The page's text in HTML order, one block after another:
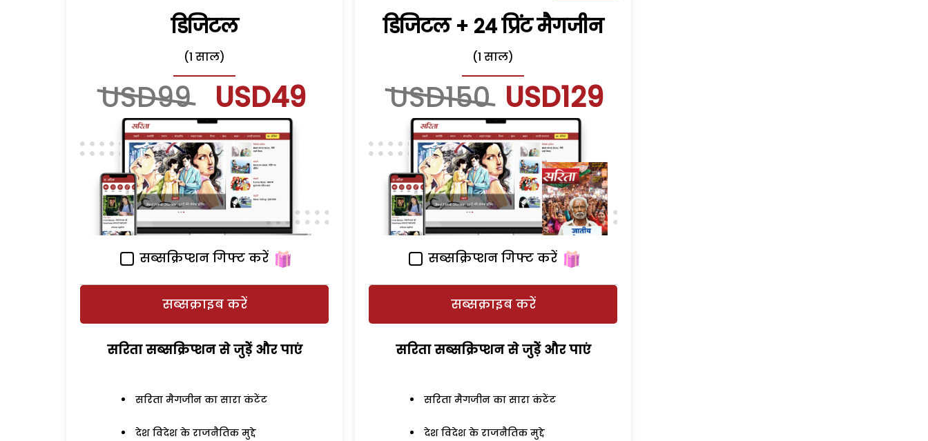
डिजिटल
(1 साल)
USD99 USD49
सब्सक्रिप्शन गिफ्ट करें
सब्सक्राइब करें
सरिता सब्सक्रिप्शन से जुड़ेें और पाएं
सरिता मैगजीन का सारा कंटेंट
देश विदेश के राजनैतिक मुद्दे
डिजिटल + 24 प्रिंट मैगजीन
(1 साल)
USD150 USD129
सब्सक्रिप्शन गिफ्ट करें
सब्सक्राइब करें
सरिता सब्सक्रिप्शन से जुड़ेें और पाएं
सरिता मैगजीन का सारा कंटेंट
देश विदेश के राजनैतिक मुद्दे